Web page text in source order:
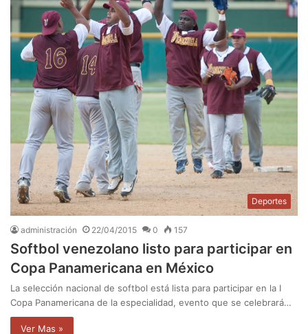
Deportes
administración 22/04/2015 0 157
Softbol venezolano listo para participar en
Copa Panamericana en México
La selección nacional de softbol está lista para participar en la I
Copa Panamericana de la especialidad, evento que se celebrará…
Ver Mas »